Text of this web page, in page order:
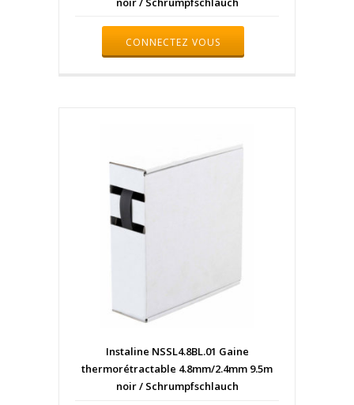
CONNECTEZ VOUS
Instaline NSSL4.8BL.01 Gaine
thermorétractable 4.8mm/2.4mm 9.5m
noir / Schrumpfschlauch